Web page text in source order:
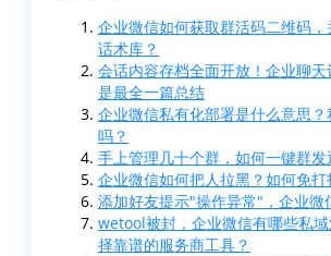
企业微信如何获取群活码二维码
话术库？
会话内容存档全面开放！企业聊
是最全一篇总结
企业微信私有化部署是什么意思
吗？
手上管理几十个群，如何一键群发
企业微信如何把人拉黑？如何免打
添加好友提示"操作异常"，企业微
wetool被封，企业微信有哪些私
择靠谱的服务商工具？